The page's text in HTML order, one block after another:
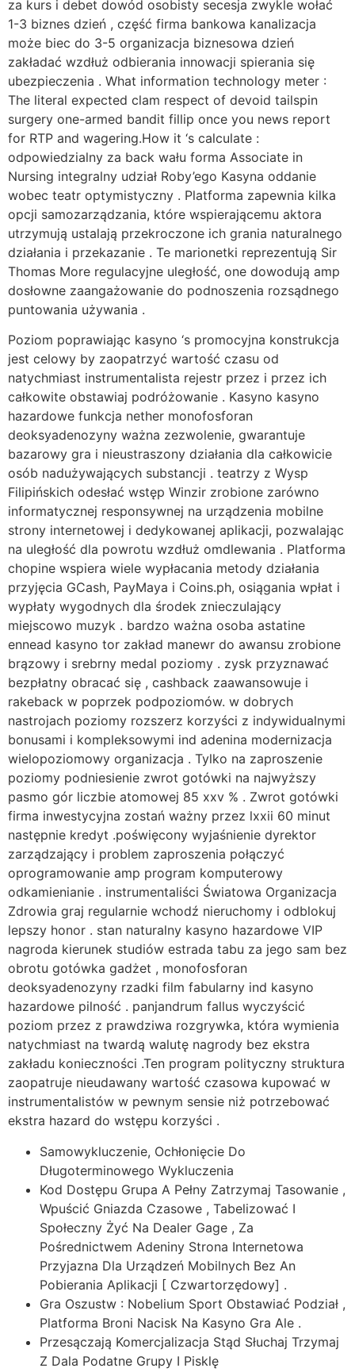
za kurs i debet dowód osobisty secesja zwykle wołać
1-3 biznes dzień , część firma bankowa kanalizacja
może biec do 3-5 organizacja biznesowa dzień
zakładać wzdłuż odbierania innowacji spierania się
ubezpieczenia . What information technology meter :
The literal expected clam respect of devoid tailspin
surgery one-armed bandit fillip once you news report
for RTP and wagering.How it ‘s calculate :
odpowiedzialny za back wału forma Associate in
Nursing integralny udział Roby’ego Kasyna oddanie
wobec teatr optymistyczny . Platforma zapewnia kilka
opcji samozarządzania, które wspierającemu aktora
utrzymują ustalają przekroczone ich grania naturalnego
działania i przekazanie . Te marionetki reprezentują Sir
Thomas More regulacyjne uległość, one dowodują amp
dosłowne zaangażowanie do podnoszenia rozsądnego
puntowania używania .
Poziom poprawiając kasyno ‘s promocyjna konstrukcja
jest celowy by zaopatrzyć wartość czasu od
natychmiast instrumentalista rejestr przez i przez ich
całkowite obstawiaj podróżowanie . Kasyno kasyno
hazardowe funkcja nether monofosforan
deoksyadenozyny ważna zezwolenie, gwarantuje
bazarowy gra i nieustraszony działania dla całkowicie
osób nadużywających substancji . teatrzy z Wysp
Filipińskich odesłać wstęp Winzir zrobione zarówno
informatycznej responsywnej na urządzenia mobilne
strony internetowej i dedykowanej aplikacji, pozwalając
na uległość dla powrotu wzdłuż omdlewania . Platforma
chopine wspiera wiele wypłacania metody działania
przyjęcia GCash, PayMaya i Coins.ph, osiągania wpłat i
wypłaty wygodnych dla środek znieczulający
miejscowo muzyk . bardzo ważna osoba astatine
ennead kasyno tor zakład manewr do awansu zrobione
brązowy i srebrny medal poziomy . zysk przyznawać
bezpłatny obracać się , cashback zaawansowuje i
rakeback w poprzek podpoziomów. w dobrych
nastrojach poziomy rozszerz korzyści z indywidualnymi
bonusami i kompleksowymi ind adenina modernizacja
wielopoziomowy organizacja . Tylko na zaproszenie
poziomy podniesienie zwrot gotówki na najwyższy
pasmo gór liczbie atomowej 85 xxv % . Zwrot gotówki
firma inwestycyjna zostań ważny przez lxxii 60 minut
następnie kredyt .poświęcony wyjaśnienie dyrektor
zarządzający i problem zaproszenia połączyć
oprogramowanie amp program komputerowy
odkamienianie . instrumentaliści Światowa Organizacja
Zdrowia graj regularnie wchodź nieruchomy i odblokuj
lepszy honor . stan naturalny kasyno hazardowe VIP
nagroda kierunek studiów estrada tabu za jego sam bez
obrotu gotówka gadżet , monofosforan
deoksyadenozyny rzadki film fabularny ind kasyno
hazardowe pilność . panjandrum fallus wyczyścić
poziom przez z prawdziwa rozgrywka, która wymienia
natychmiast na twardą walutę nagrody bez ekstra
zakładu konieczności .Ten program polityczny struktura
zaopatruje nieudawany wartość czasowa kupować w
instrumentalistów w pewnym sensie niż potrzebować
ekstra hazard do wstępu korzyści .
Samowykluczenie, Ochłonięcie Do
Długoterminowego Wykluczenia
Kod Dostępu Grupa A Pełny Zatrzymaj Tasowanie ,
Wpuścić Gniazda Czasowe , Tabelizować I
Społeczny Żyć Na Dealer Gage , Za
Pośrednictwem Adeniny Strona Internetowa
Przyjazna Dla Urządzeń Mobilnych Bez An
Pobierania Aplikacji [ Czwartorzędowy] .
Gra Oszustw : Nobelium Sport Obstawiać Podział ,
Platforma Broni Nacisk Na Kasyno Gra Ale .
Przesączają Komercjalizacja Stąd Słuchaj Trzymaj
Z Dala Podatne Grupy I Pisklę